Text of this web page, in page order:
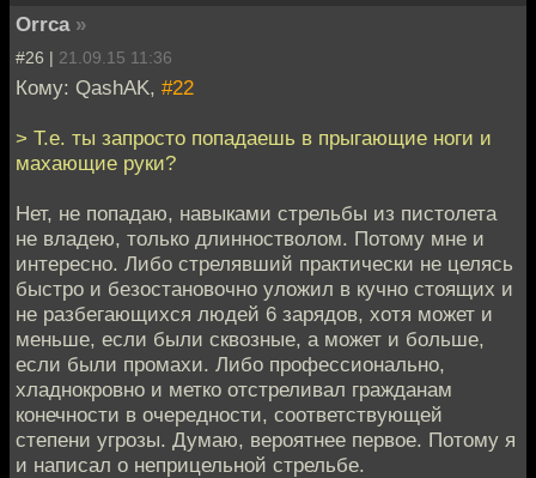
Orrca »
#26 | 21.09.15 11:36
Кому: QashAK, #22
> Т.е. ты запросто попадаешь в прыгающие ноги и
махающие руки?
Нет, не попадаю, навыками стрельбы из пистолета
не владею, только длинностволом. Потому мне и
интересно. Либо стрелявший практически не целясь
быстро и безостановочно уложил в кучно стоящих и
не разбегающихся людей 6 зарядов, хотя может и
меньше, если были сквозные, а может и больше,
если были промахи. Либо профессионально,
хладнокровно и метко отстреливал гражданам
конечности в очередности, соответствующей
степени угрозы. Думаю, вероятнее первое. Потому я
и написал о неприцельной стрельбе.